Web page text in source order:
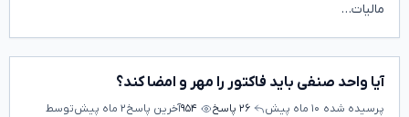
مالیات…
آیا واحد صنفی باید فاکتور را مهر و امضا کند؟
پرسیده شده ۱۰ ماه پیش ۲۶ پاسخ ۹۵۴آخرین پاسخ۲ ماه پیش
توسط